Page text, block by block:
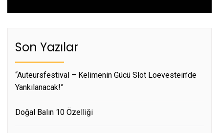
Son Yazılar
“Auteursfestival – Kelimenin Gücü Slot Loevestein’de
Yankılanacak!”
Doğal Balın 10 Özelliği